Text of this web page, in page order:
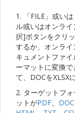
1. 「FILE」或い
ル或いはオンラ
択]ボタンをクリ
するか、オンラ
キュメントファ
ーマットに変換
て、DOCをXLSX
2. ターゲットフ
ットがPDF、 DOC